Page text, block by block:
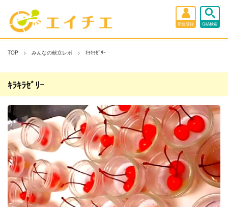
新規登録 Q&A検索
TOP みんなの献立レポ ｷﾗｷﾗｾﾞﾘｰ
ｷﾗｷﾗｾﾞﾘｰ